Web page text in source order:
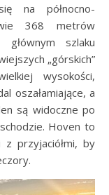
na północno-
368 metrów
szlaku
„górskich”
wysokości,
oszałamiające, a
są widoczne po
Hoven to
przyjaciółmi, by